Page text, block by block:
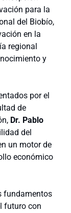
para la
del Biobío,
en la
regional
y
por el
de
Dr. Pablo
del
un motor de
económico
fundamentos
futuro con